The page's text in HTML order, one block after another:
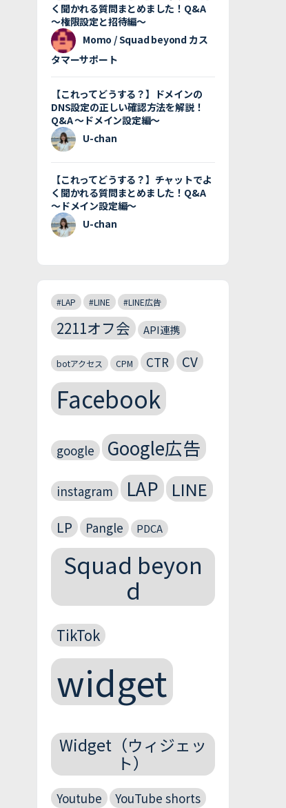
く聞かれる質問まとめました！Q&A
〜権限設定と招待編〜
Momo / Squad beyond カス
タマーサポート
【これってどうする？】ドメインの
DNS設定の正しい確認方法を解説！
Q&A 〜ドメイン設定編〜
U-chan
【これってどうする？】チャットでよ
く聞かれる質問まとめました！Q&A
〜ドメイン設定編〜
U-chan
#LAP #LINE #LINE広告
2211オフ会 API連携
botアクセス CPM CTR CV
Facebook
google Google広告
instagram LAP LINE
LP Pangle PDCA
Squad beyon
d
TikTok
widget
Widget（ウィジェッ
ト）
Youtube YouTube shorts